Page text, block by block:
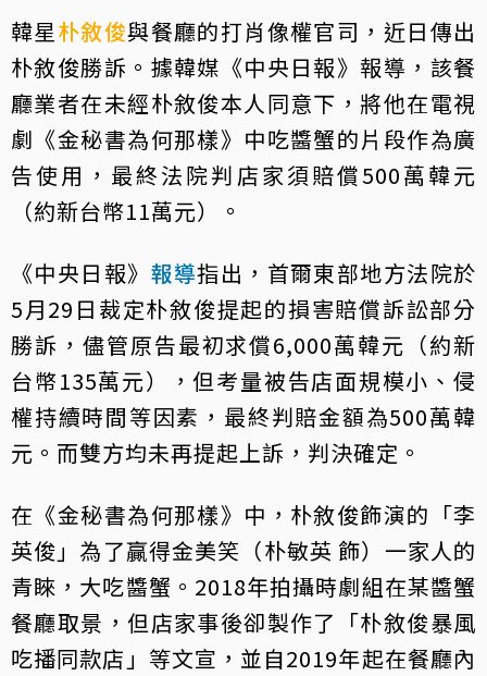
韓星朴敘俊與餐廳的打肖像權官司，近日傳出
朴敘俊勝訴。據韓媒《中央日報》報導，該餐
廳業者在未經朴敘俊本人同意下，將他在電視
劇《金秘書為何那樣》中吃醬蟹的片段作為廣
告使用，最終法院判店家須賠償500萬韓元
（約新台幣11萬元）。
《中央日報》 報導指出，首爾東部地方法院於
5月29日裁定朴敘俊提起的損害賠償訴訟部分
勝訴，儘管原告最初求償6,000萬韓元（約新
台幣135萬元），但考量被告店面規模小、侵
權持續時間等因素，最終判賠金額為500萬韓
元。而雙方均未再提起上訴，判決確定。
在《金秘書為何那樣》中，朴敘俊飾演的「李
英俊」為了贏得金美笑（朴敏英 飾）一家人的
青睞，大吃醬蟹。2018年拍攝時劇組在某醬蟹
餐廳取景，但店家事後卻製作了「朴敘俊暴風
吃播同款店」等文宣，並自2019年起在餐廳內